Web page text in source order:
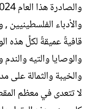
والأدباء
قافيةً عميقةً لكلِّ هذه
والوصايا والتيه
لا تتعدى في معظم